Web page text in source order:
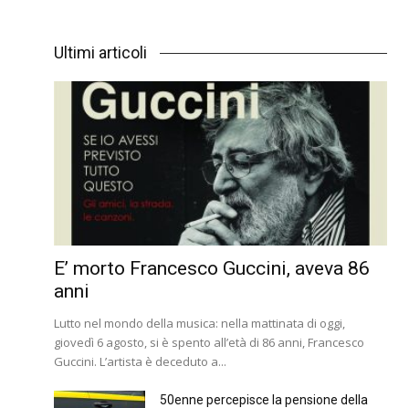
Ultimi articoli
E’ morto Francesco Guccini, aveva 86
anni
Lutto nel mondo della musica: nella mattinata di oggi,
giovedì 6 agosto, si è spento all’età di 86 anni, Francesco
Guccini. L’artista è deceduto a...
50enne percepisce la pensione della